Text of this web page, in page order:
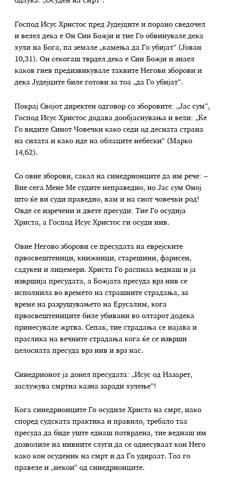
Господ Исус Христос пред Јудејците и порано сведочел
и велел дека е Он Син Божји и тие Го обвинувале дека
хули на Бога, па земале „камења да Го убијат“ (Јован
10,31). Он секогаш тврдел дека е Син Божји и знаел
каков гнев предизвикувале таквите Негови зборови и
дека Јудејците биле готови за тоа „да Го убијат“.
Покрај Својот директен одговор со зборовите: „Јас сум“,
Господ Исус Христос додава дообјаснувања и вели: „Ќе
Го видите Синот Човечки како седи од десната страна
на силата и како иде на облаците небески“ (Марко
14,62).
Со овие зборови, сакал на синедрионците да им рече: –
Вие сега Мене Ме судите неправедно, но Јас сум Оној
што ќе ви суди праведно, вам и на сиот човечки род!
Овде се изречени и двете пресуди: Тие Го осудија
Христа, а Господ Исус Христос ги осуди нив.
Овие Негово зборови се пресудата на еврејските
првосвештеници, книжници, старешини, фарисеи,
садукеи и лицемери. Христа Го распнаа веднаш и ја
извршија пресудата, а Божјата пресуда врз нив се
исполнила во времето на страшните страдања, за
време на разрушувањето на Ерусалим, кога
првосвештениците биле убивани во олтарот додека
принесувале жртва. Сепак, тие страдања се најава и
праслика на вечните страдања кога ќе се изврши
целосната пресуда врз нив и врз нас.
Синедрионот ја донел пресудата: „Исус од Назарет,
заслужува смртна казна заради хулење“!
Кога синедрионците Го осудиле Христа на смрт, иако
според судската практика и правило, требало таа
пресуда да биде уште еднаш потврдена, тие веднаш им
дозволиле на нивните слуги да се однесуваат кон Него
како кон осуденик на смрт и да Го удираат. Тоа го
правеле и „некои“ од синедрионците.